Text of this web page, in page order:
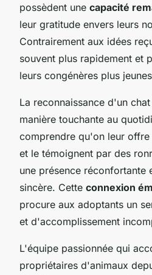
possèdent une capacité
leur gratitude envers leurs
Contrairement aux idées
souvent plus rapidement et
leurs congénères plus
La reconnaissance d'un
manière touchante au
comprendre qu'on leur offre
et le témoignent par des
une présence réconfortante
sincère. Cette connexion
procure aux adoptants un
et d'accomplissement
L'équipe passionnée qui
propriétaires d'animaux